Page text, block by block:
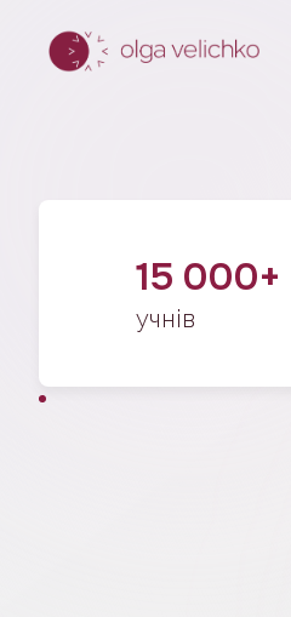
15 000+
учнів